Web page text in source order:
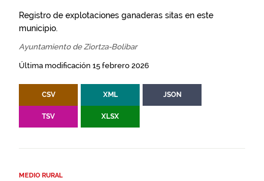
Registro de explotaciones ganaderas sitas en este
municipio.
Ayuntamiento de Ziortza-Bolibar
Última modificación 15 febrero 2026
CSV XML JSON
TSV XLSX
MEDIO RURAL